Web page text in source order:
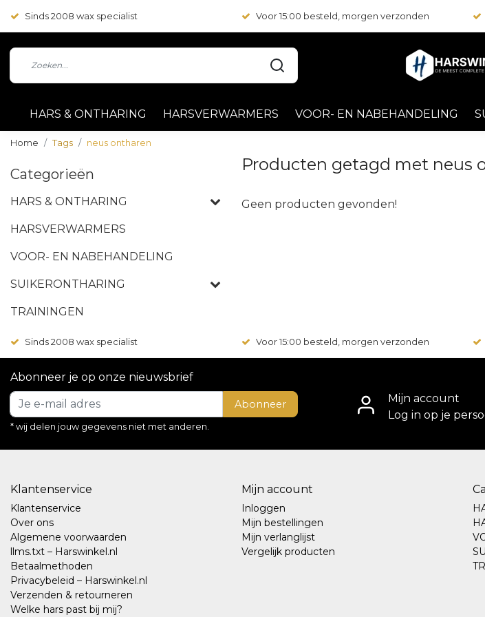
Sinds 2008 wax specialist Voor 15:00 besteld, morgen verzonden
HARS & ONTHARING HARSVERWARMERS VOOR- EN NABEHANDELING
Home Tags neus ontharen
Categorieën
HARS & ONTHARING
HARSVERWARMERS
VOOR- EN NABEHANDELING
SUIKERONTHARING
TRAININGEN
Producten getagd met neus
Geen producten gevonden!
Sinds 2008 wax specialist Voor 15:00 besteld, morgen verzonden
Abonneer je op onze nieuwsbrief
Abonneer
* wij delen jouw gegevens niet met anderen.
Mijn account
Log in op je
Klantenservice
Klantenservice
Over ons
Algemene voorwaarden
llms.txt – Harswinkel.nl
Betaalmethoden
Privacybeleid – Harswinkel.nl
Verzenden & retourneren
Welke hars past bij mij?
Mijn account
Inloggen
Mijn bestellingen
Mijn verlanglijst
Vergelijk producten